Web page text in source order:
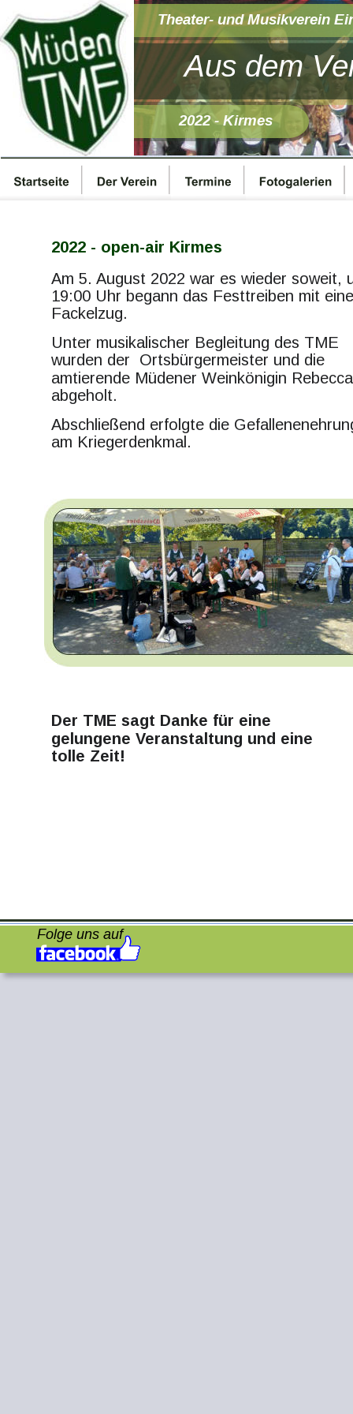
Aus dem
2022 - Kirmes
Theater- und Musikverein
Folge uns auf
2022 - open-air Kirmes
Am 5. August 2022 war es wieder soweit,
19:00 Uhr begann das Festtreiben mit
Fackelzug.
Unter musikalischer Begleitung des TME
wurden der  Ortsbürgermeister und die
amtierende Müdener Weinkönigin
abgeholt.
Abschließend erfolgte die
am Kriegerdenkmal.
Der TME sagt Danke für eine
gelungene Veranstaltung und eine
tolle Zeit!